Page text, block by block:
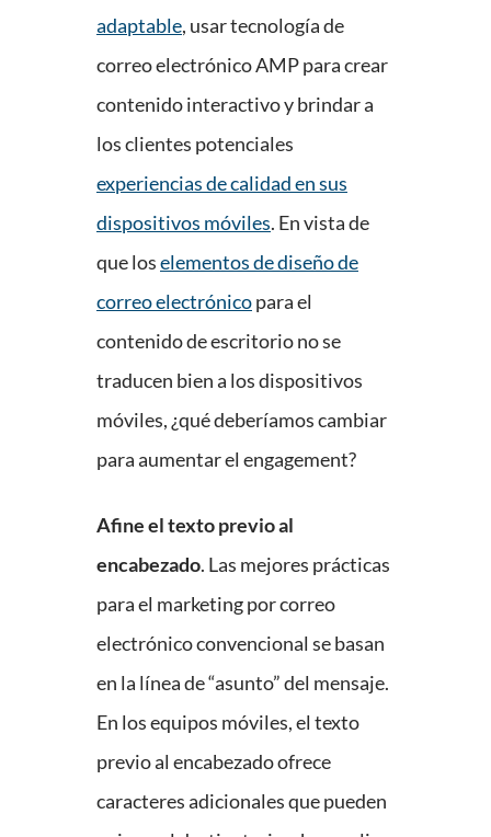
adaptable, usar tecnología de
correo electrónico AMP para crear
contenido interactivo y brindar a
los clientes potenciales
experiencias de calidad en sus
dispositivos móviles. En vista de
que loselementos de diseño de
correo electrónicopara el
contenido de escritorio no se
traducen bien a los dispositivos
móviles, ¿qué deberíamos cambiar
para aumentar el engagement?
Afine el texto previo al
encabezado. Las mejores prácticas
para el marketing por correo
electrónico convencional se basan
en la línea de “asunto” del mensaje.
En los equipos móviles, el texto
previo al encabezado ofrece
caracteres adicionales que pueden